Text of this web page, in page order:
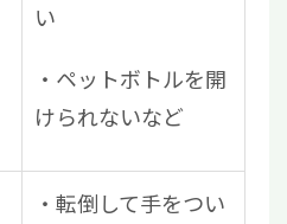
い
・ペットボトルを開
けられないなど
・転倒して手をつい